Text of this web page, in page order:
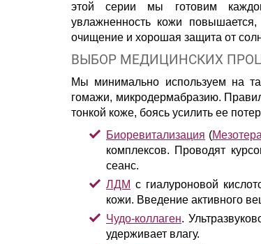
этой серии мы готовим
увлажненность кожи
очищение и хорошая защита от
ВЫБОР МЕДИЦИНСКИХ
Мы минимально используем на
гомажи, микродермабразию.
тонкой коже, боясь усилить ее
Биоревитализация (
комплексов. Проводят
сеанс.
ЛДМ с гиалуроновой
кожи. Введение активного
Чудо-коллаген.
удерживает влагу.